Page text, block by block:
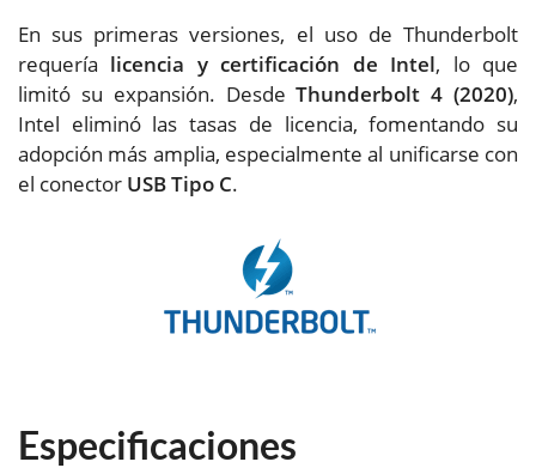
En sus primeras versiones, el uso de Thunderbolt
requería licencia y certificación de Intel, lo que
limitó su expansión. DesdeThunderbolt 4 (2020),
Intel eliminó las tasas de licencia, fomentando su
adopción más amplia, especialmente al unificarse con
el conector USB Tipo C.
Especificaciones